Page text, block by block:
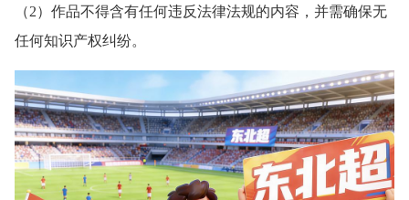
（2）作品不得含有任何违反法律法规的内容，并需确保无
任何知识产权纠纷。